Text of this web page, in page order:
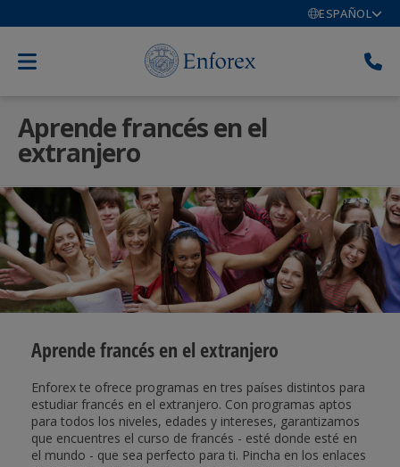
ESPAÑOL
Aprende francés en el
extranjero
Aprende francés en el extranjero
Enforex te ofrece programas en tres países distintos para
estudiar francés en el extranjero. Con programas aptos
para todos los niveles, edades y intereses, garantizamos
que encuentres el curso de francés - esté donde esté en
el mundo - que sea perfecto para ti. Pincha en los enlaces